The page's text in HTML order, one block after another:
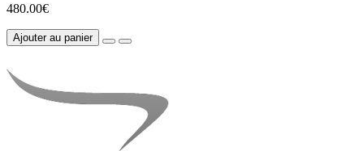
480.00€
Ajouter au panier